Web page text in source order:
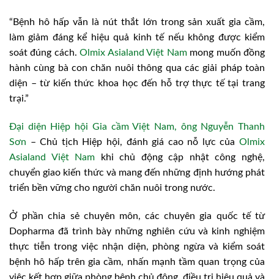
“Bệnh hô hấp vẫn là nút thắt lớn trong sản xuất gia cầm,
làm giảm đáng kể hiệu quả kinh tế nếu không được kiểm
soát đúng cách.Olmix Asialand Việt Nammong muốn đồng
hành cùng bà con chăn nuôi thông qua các giải pháp toàn
diện – từ kiến thức khoa học đến hỗ trợ thực tế tại trang
trại.”
Đại diện Hiệp hội Gia cầm Việt Nam, ông Nguyễn Thanh
Sơn – Chủ tịch Hiệp hội, đánh giá cao nỗ lực của Olmix
Asialand Việt Nam khi chủ động cập nhật công nghệ,
chuyển giao kiến thức và mang đến những định hướng phát
triển bền vững cho người chăn nuôi trong nước.
Ở phần chia sẻ chuyên môn, các chuyên gia quốc tế từ
Dopharma đã trình bày những nghiên cứu và kinh nghiệm
thực tiễn trong việc nhận diện, phòng ngừa và kiểm soát
bệnh hô hấp trên gia cầm, nhấn mạnh tầm quan trọng của
việc kết hợp giữa phòng bệnh chủ động, điều trị hiệu quả và